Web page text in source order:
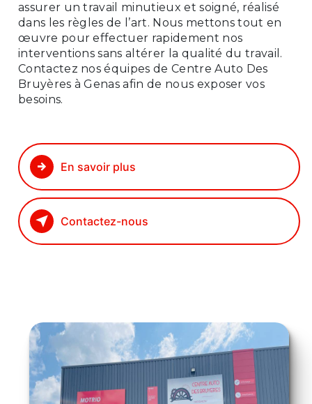
assurer un travail minutieux et soigné, réalisé
dans les règles de l’art. Nous mettons tout en
œuvre pour effectuer rapidement nos
interventions sans altérer la qualité du travail.
Contactez nos équipes de Centre Auto Des
Bruyères à Genas afin de nous exposer vos
besoins.
En savoir plus
Contactez-nous